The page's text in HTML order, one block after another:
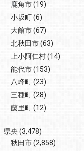
鹿角市(19)
小坂町(6)
大館市(67)
北秋田市(63)
上小阿仁村(14)
能代市(153)
八峰町(23)
三種町(28)
藤里町(12)
県央(3,478)
秋田市(2,858)